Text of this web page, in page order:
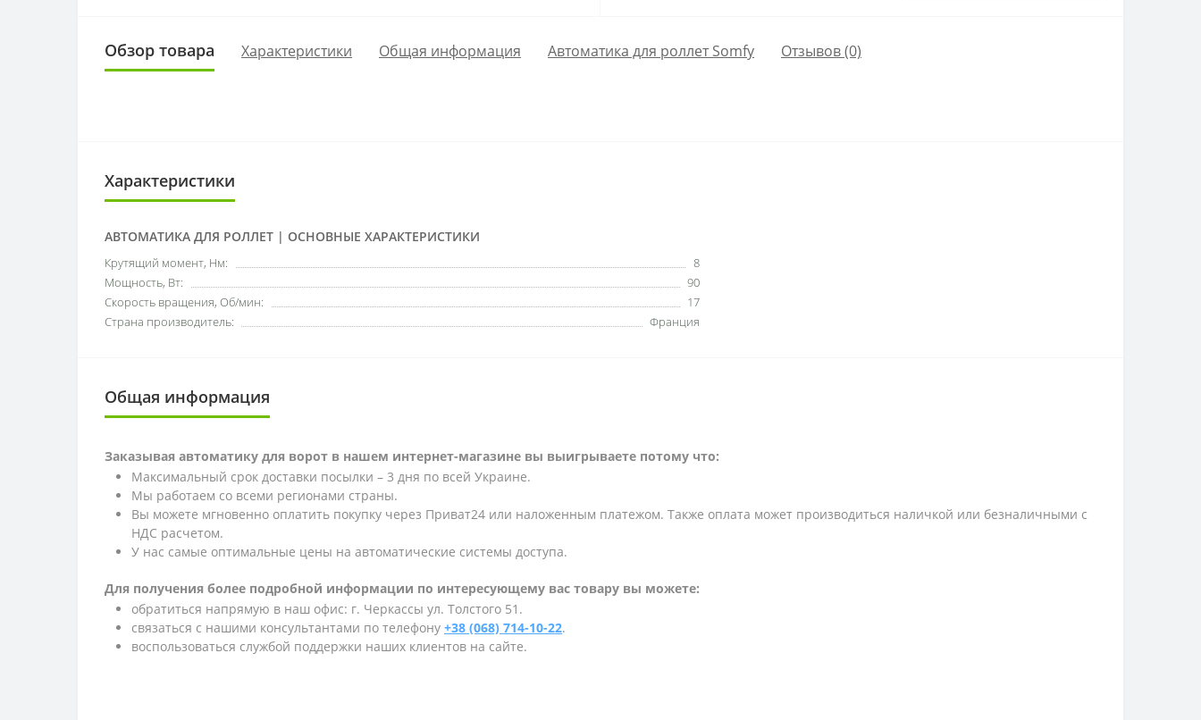
Обзор товара Характеристики Общая информация Автоматика для роллет Somfy Отзывов (0)
Характеристики
АВТОМАТИКА ДЛЯ РОЛЛЕТ | ОСНОВНЫЕ ХАРАКТЕРИСТИКИ
Крутящий момент, Нм:
8
Мощность, Вт:
90
Скорость вращения, Об/мин:
17
Страна производитель:
Франция
Общая информация
Заказывая автоматику для ворот в нашем интернет-магазине вы выигрываете потому что:
Максимальный срок доставки посылки – 3 дня по всей Украине.
Мы работаем со всеми регионами страны.
Вы можете мгновенно оплатить покупку через Приват24 или наложенным платежом. Также оплата может производиться наличкой или безналичными с
НДС расчетом.
У нас самые оптимальные цены на автоматические системы доступа.
Для получения более подробной информации по интересующему вас товару вы можете:
обратиться напрямую в наш офис: г. Черкассы ул. Толстого 51.
связаться с нашими консультантами по телефону +38 (068) 714-10-22.
воспользоваться службой поддержки наших клиентов на сайте.